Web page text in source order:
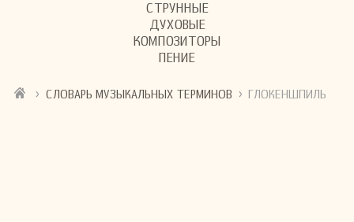
СТРУННЫЕ
ДУХОВЫЕ
КОМПОЗИТОРЫ
ПЕНИЕ
› СЛОВАРЬ МУЗЫКАЛЬНЫХ ТЕРМИНОВ › ГЛОКЕНШПИЛЬ